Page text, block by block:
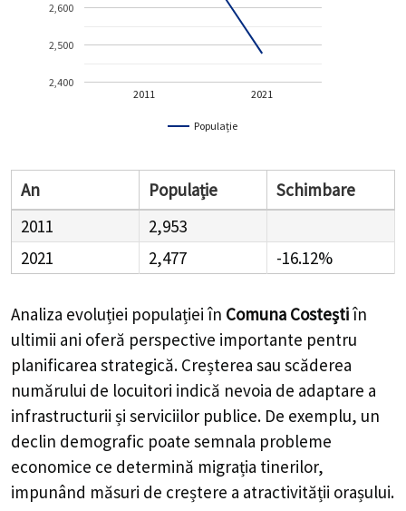
Populație
2011 2021
2,400
2,500
2,600
An Populație
Schimbare
2011
2,953
2021
2,477 -16.12%
Analiza evoluției populației în Comuna Costeștiîn
ultimii ani oferă perspective importante pentru
planificarea strategică. Creșterea sau scăderea
numărului de locuitori indică nevoia de adaptare a
infrastructurii și serviciilor publice. De exemplu, un
declin demografic poate semnala probleme
economice ce determină migrația tinerilor,
impunând măsuri de creștere a atractivității orașului.